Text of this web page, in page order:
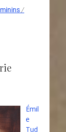
/
Émil
e
Tud